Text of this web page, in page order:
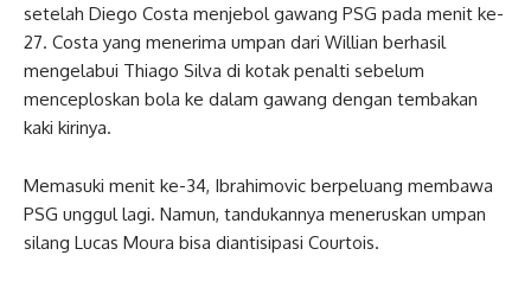
setelah Diego Costa menjebol gawang PSG pada menit ke-
27. Costa yang menerima umpan dari Willian berhasil
mengelabui Thiago Silva di kotak penalti sebelum
menceploskan bola ke dalam gawang dengan tembakan
kaki kirinya.
Memasuki menit ke-34, Ibrahimovic berpeluang membawa
PSG unggul lagi. Namun, tandukannya meneruskan umpan
silang Lucas Moura bisa diantisipasi Courtois.